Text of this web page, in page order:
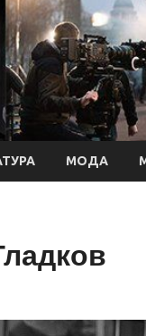
МОДА